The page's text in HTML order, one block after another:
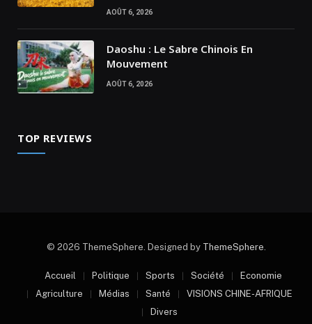
AOÛT 6, 2026
Daoshu : Le Sabre Chinois En
Mouvement
AOÛT 6, 2026
TOP REVIEWS
© 2026 ThemeSphere. Designed by ThemeSphere
Accueil Politique Sports Société
Economie
Agriculture
Médias Santé
VISIONS CHINE-AFRIQUE
Divers